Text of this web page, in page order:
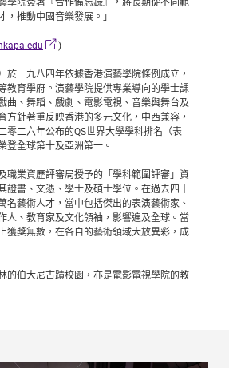
推動中國音樂發展。」
)
於一九八四年依據香港演藝學院條例成立，
教育學府。演藝學院提供專業導向的學士課
曲、舞蹈、戲劇、電影電視、音樂與舞台及
方針著重反映香港的多元文化，中西兼容，
零二六年公布的QS世界大學學科排名（表
登全球第十及亞洲第一。
職業資歷評審局授予的「學科範圍評審」資
證書、文憑、學士及碩士學位。在過去四十
名藝術人才，當中包括傑出的表演藝術家、
人、教育家及文化領袖，影響遍及全球。當
獲獎無數，在各自的藝術領域大放異彩，成
的伯大尼古蹟校園，亦是電影電視學院的教